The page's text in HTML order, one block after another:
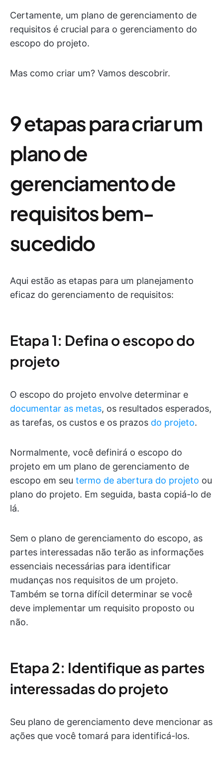
Certamente, um plano de gerenciamento de
requisitos é crucial para o gerenciamento do
escopo do projeto.
Mas como criar um? Vamos descobrir.
9 etapas para criar um
plano de
gerenciamento de
requisitos bem-
sucedido
Aqui estão as etapas para um planejamento
eficaz do gerenciamento de requisitos:
Etapa 1: Defina o escopo do
projeto
O escopo do projeto envolve determinar e
documentar as metas, os resultados esperados,
as tarefas, os custos e os prazos do projeto.
Normalmente, você definirá o escopo do
projeto em um plano de gerenciamento de
escopo em seu termo de abertura do projeto ou
plano do projeto. Em seguida, basta copiá-lo de
lá.
Sem o plano de gerenciamento do escopo, as
partes interessadas não terão as informações
essenciais necessárias para identificar
mudanças nos requisitos de um projeto.
Também se torna difícil determinar se você
deve implementar um requisito proposto ou
não.
Etapa 2: Identifique as partes
interessadas do projeto
Seu plano de gerenciamento deve mencionar as
ações que você tomará para identificá-los.